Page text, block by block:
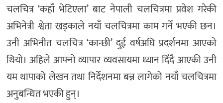
चलचित्र ‘कहाँ भेटिएला’ बाट नेपाली चलचित्रमा प्रवेश गरेकी
अभिनेत्री श्वेता खड्काले नयाँ चलचित्रमा काम गर्ने भएकी छन।
उनी अभिनीत चलचित्र ‘कान्छी’ दुई वर्षअघि प्रदर्शनमा आएको
थियो। अहिले आफ्नो व्यापार व्यवसायमा ध्यान दिँदै आएकी उनी
यम थापाको लेखन तथा निर्देशनमा बन्न लागेको नयाँ चलचित्रमा
अनुबन्धित भएकी हुन्।